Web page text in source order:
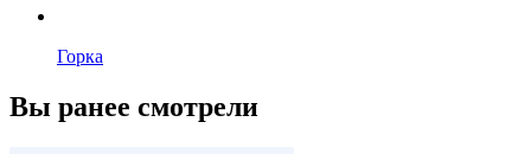
Горка
Вы ранее смотрели